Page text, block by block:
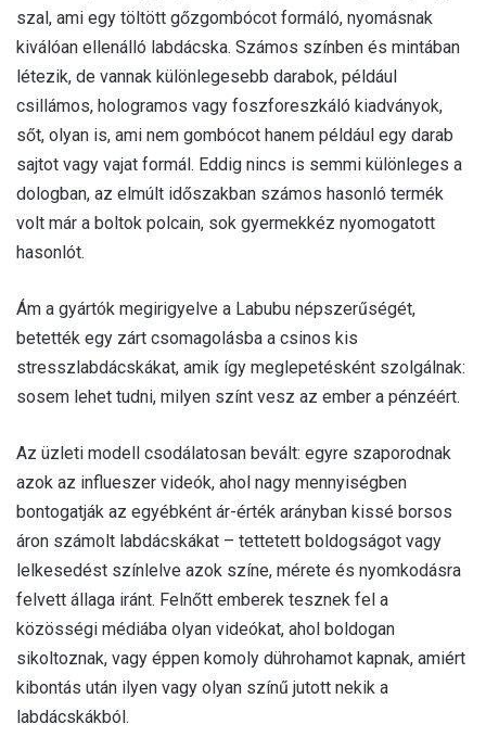
szal, ami egy töltött gőzgombócot formáló, nyomásnak
kiválóan ellenálló labdácska. Számos színben és mintában
létezik, de vannak különlegesebb darabok, például
csillámos, hologramos vagy foszforeszkáló kiadványok,
sőt, olyan is, ami nem gombócot hanem például egy darab
sajtot vagy vajat formál. Eddig nincs is semmi különleges a
dologban, az elmúlt időszakban számos hasonló termék
volt már a boltok polcain, sok gyermekkéz nyomogatott
hasonlót.
Ám a gyártók megirigyelve a Labubu népszerűségét,
betették egy zárt csomagolásba a csinos kis
stresszlabdácskákat, amik így meglepetésként szolgálnak:
sosem lehet tudni, milyen színt vesz az ember a pénzéért.
Az üzleti modell csodálatosan bevált: egyre szaporodnak
azok az influeszer videók, ahol nagy mennyiségben
bontogatják az egyébként ár-érték arányban kissé borsos
áron számolt labdácskákat – tettetett boldogságot vagy
lelkesedést színlelve azok színe, mérete és nyomkodásra
felvett állaga iránt. Felnőtt emberek tesznek fel a
közösségi médiába olyan videókat, ahol boldogan
sikoltoznak, vagy éppen komoly dührohamot kapnak, amiért
kibontás után ilyen vagy olyan színű jutott nekik a
labdácskákból.